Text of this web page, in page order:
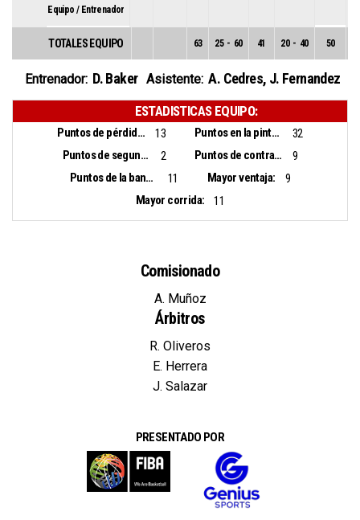
Equipo / Entrenador
TOTALES EQUIPO 63 25 - 60 41 20 - 40 50
Entrenador: D. Baker Asistente: A. Cedres, J. Fernandez
ESTADISTICAS EQUIPO:
Puntos de pérdidas: 13 Puntos en la pintura:
32
Puntos de segunda oportunidad:
2 Puntos de contra ataque:
9
Puntos de la banca:
11 Mayor ventaja:
9
Mayor corrida:
11
Comisionado
A. Muñoz
Árbitros
R. Oliveros
E. Herrera
J. Salazar
PRESENTADO POR